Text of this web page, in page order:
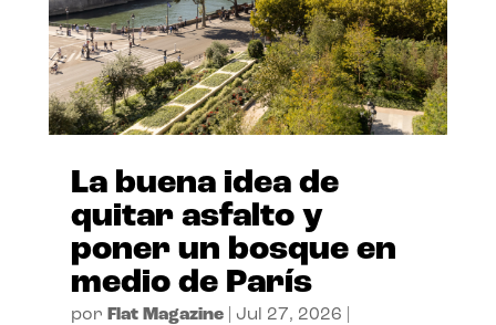
La buena idea de
quitar asfalto y
poner un bosque en
medio de París
por Flat Magazine| Jul 27, 2026